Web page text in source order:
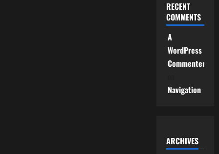
RECENT
COMMENTS
A
WordPress
Commenter
Navigation
ARCHIVES